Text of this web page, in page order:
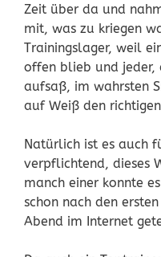
Zeit über da und
mit, was zu kriegen
Trainingslager, weil
offen blieb und jeder,
aufsaß, im wahrsten
auf Weiß den
Natürlich ist es auch
verpflichtend, dieses
manch einer konnte
schon nach den
Abend im Internet